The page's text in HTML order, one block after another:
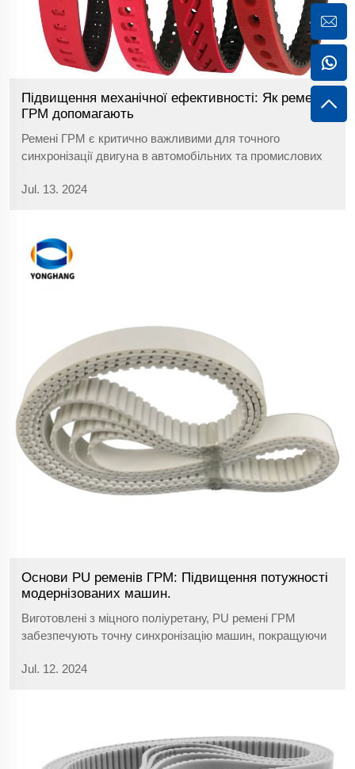
Підвищення механічної ефективності: Як ремені
ГРМ допомагають
Ремені ГРМ є критично важливими для точного
синхронізації двигуна в автомобільних та промислових
всьому світі.
Jul. 13. 2024
Основи PU ременів ГРМ: Підвищення потужності
модернізованих машин.
Виготовлені з міцного поліуретану, PU ремені ГРМ
забезпечують точну синхронізацію машин, покращуючи
текстильній та друкарській промисловостях.
Jul. 12. 2024